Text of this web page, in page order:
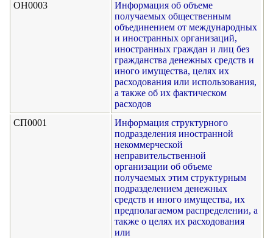
ОН0003
Информация об объеме
получаемых общественным
объединением от международных
и иностранных организаций,
иностранных граждан и лиц без
гражданства денежных средств и
иного имущества, целях их
расходования или использования,
а также об их фактическом
расходов
СП0001
Информация структурного
подразделения иностранной
некоммерческой
неправительственной
организации об объеме
получаемых этим структурным
подразделением денежных
средств и иного имущества, их
предполагаемом распределении, а
также о целях их расходования
или